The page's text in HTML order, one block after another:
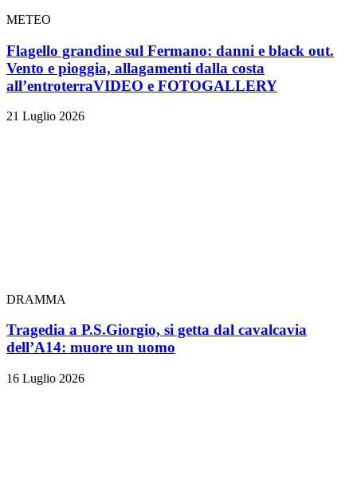
METEO
Flagello grandine sul Fermano: danni e black out.
Vento e pioggia, allagamenti dalla costa
all’entroterraVIDEO e FOTOGALLERY
21 Luglio 2026
DRAMMA
Tragedia a P.S.Giorgio, si getta dal cavalcavia
dell’A14: muore un uomo
16 Luglio 2026